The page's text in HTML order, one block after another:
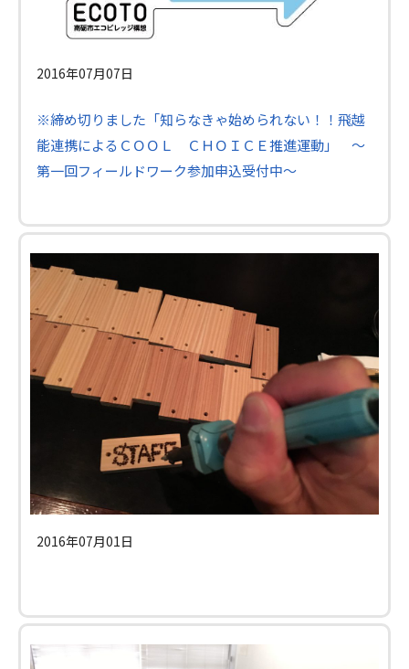
2016年07月07日
※締め切りました「知らなきゃ始められない！！飛越
能連携によるＣＯＯＬ ＣＨＯＩＣＥ推進運動」 ～
第一回フィールドワーク参加申込受付中～
2016年07月01日